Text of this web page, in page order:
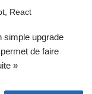
React
simple upgrade
de faire
»